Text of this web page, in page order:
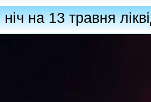
на 13 травня